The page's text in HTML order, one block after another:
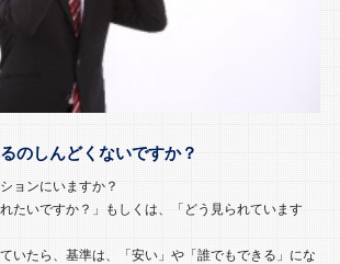
のしんどくないですか？
ョンにいますか？
たいですか？」もしくは、「どう見られています
いたら、基準は、「安い」や「誰でもできる」にな